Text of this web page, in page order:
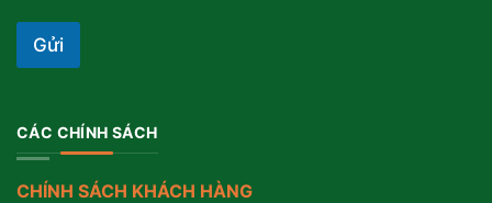
Gửi
CÁC CHÍNH SÁCH
CHÍNH SÁCH KHÁCH HÀNG